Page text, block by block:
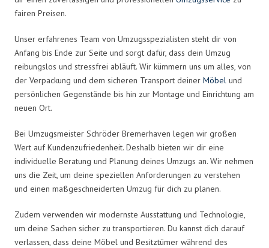
fairen Preisen.
Unser erfahrenes Team von Umzugsspezialisten steht dir von
Anfang bis Ende zur Seite und sorgt dafür, dass dein Umzug
reibungslos und stressfrei abläuft. Wir kümmern uns um alles, von
der Verpackung und dem sicheren Transport deiner Möbel und
persönlichen Gegenstände bis hin zur Montage und Einrichtung am
neuen Ort.
Bei Umzugsmeister Schröder Bremerhaven legen wir großen
Wert auf Kundenzufriedenheit. Deshalb bieten wir dir eine
individuelle Beratung und Planung deines Umzugs an. Wir nehmen
uns die Zeit, um deine speziellen Anforderungen zu verstehen
und einen maßgeschneiderten Umzug für dich zu planen.
Zudem verwenden wir modernste Ausstattung und Technologie,
um deine Sachen sicher zu transportieren. Du kannst dich darauf
verlassen, dass deine Möbel und Besitztümer während des